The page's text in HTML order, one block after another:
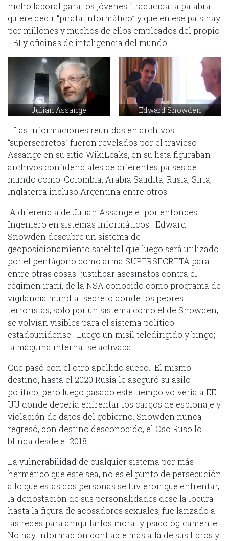
nicho laboral para los jóvenes “traducida la palabra
quiere decir “pirata informático” y que en ese país hay
por millones y muchos de ellos empleados del propio
FBI y oficinas de inteligencia del mundo.
Julian Assange Edward Snowden
Las informaciones reunidas en archivos
“supersecretos” fueron revelados por el travieso
Assange en su sitio WikiLeaks, en su lista figuraban
archivos confidenciales de diferentes países del
mundo como: Colombia, Arabia Saudita, Rusia, Siria,
Inglaterra incluso Argentina entre otros.
A diferencia de Julian Assange el por entonces
Ingeniero en sistemas informáticos Edward
Snowden descubre un sistema de
geoposicionamiento satelital que luego será utilizado
por el pentágono como arma SUPERSECRETA para
entre otras cosas “justificar asesinatos contra el
régimen iraní, de la NSA conocido como programa de
vigilancia mundial secreto donde los peores
terroristas, solo por un sistema como el de Snowden,
se volvían visibles para el sistema político
estadounidense. Luego un misil teledirigido y bingo;
la máquina infernal se activaba.
Que pasó con el otro apellido sueco. El mismo
destino, hasta el 2020 Rusia le aseguró su asilo
político, pero luego pasado este tiempo volvería a EE
UU donde debería enfrentar los cargos de espionaje y
violación de datos del gobierno. Snowden nunca
regresó, con destino desconocido, el Oso Ruso lo
blinda desde el 2018.
La vulnerabilidad de cualquier sistema por más
hermético que este sea, no es el punto de persecución
a lo que estas dos personas se tuvieron que enfrentar,
la denostación de sus personalidades dese la locura
hasta la figura de acosadores sexuales, fue lanzado a
las redes para aniquilarlos moral y psicológicamente.
No hay información confiable más allá de sus libros y